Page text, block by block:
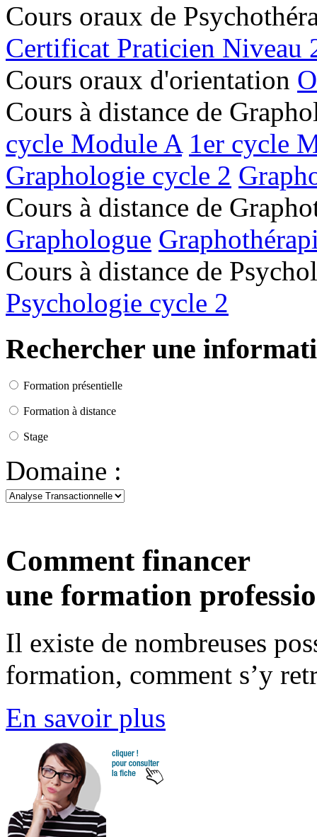
Cours oraux de
Certificat Praticien Niveau
Cours oraux d'orientation
Cours à distance de
cycle Module A 1er cycle
Graphologie cycle 2
Cours à distance de
Graphologue
Cours à distance de
Psychologie cycle 2
Rechercher une
Formation présentielle
Formation à distance
Stage
Domaine :
Comment financer
une formation
Il existe de nombreuses
formation, comment s’y
En savoir plus